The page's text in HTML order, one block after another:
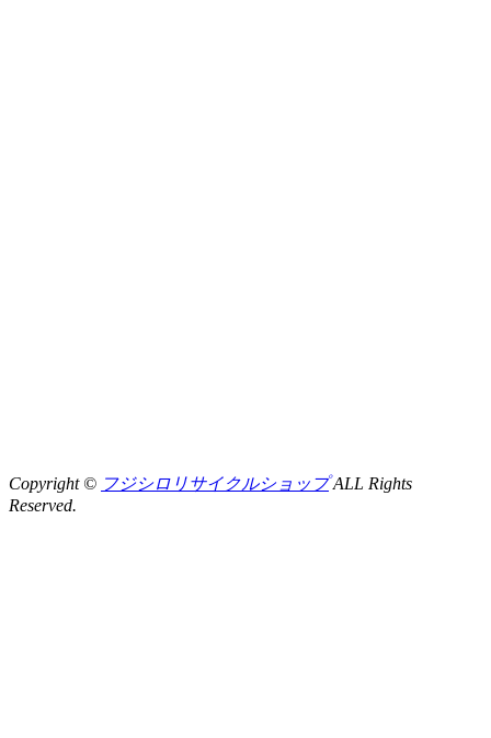
Copyright © フジシロリサイクルショップALL Rights
Reserved.